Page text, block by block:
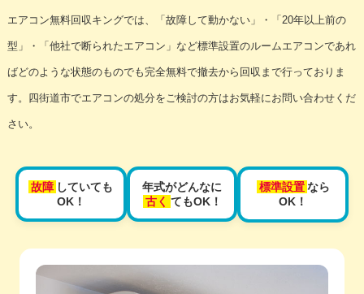
エアコン無料回収キングでは、「故障して動かない」・「20年以上前の
型」・「他社で断られたエアコン」など標準設置のルームエアコンであれ
ばどのような状態のものでも完全無料で撤去から回収まで行っておりま
す。四街道市でエアコンの処分をご検討の方はお気軽にお問い合わせくだ
さい。
故障 していても
OK！
年式がどんなに
古く てもOK！
標準設置 なら
OK！